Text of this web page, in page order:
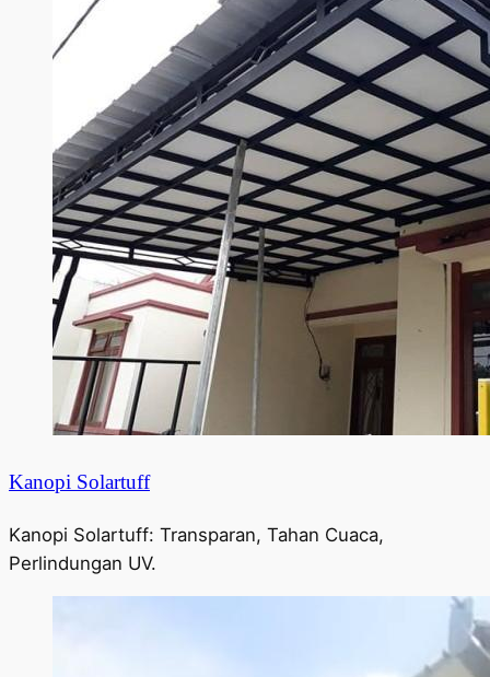
Kanopi Solartuff
Kanopi Solartuff: Transparan, Tahan Cuaca,
Perlindungan UV.